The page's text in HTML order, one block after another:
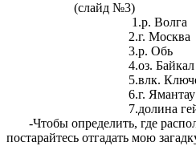
(слайд №3)
1.р. Волга
2.г. Москва
3.р. Обь
4.оз. Байкал
5.влк.
6.г. Ямантау
7.долина
-Чтобы определить, где
постарайтесь отгадать мою